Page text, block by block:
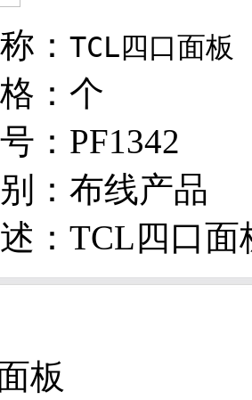
： TCL四口面板
：个
：PF1342
：布线产品
：TCL四口
板